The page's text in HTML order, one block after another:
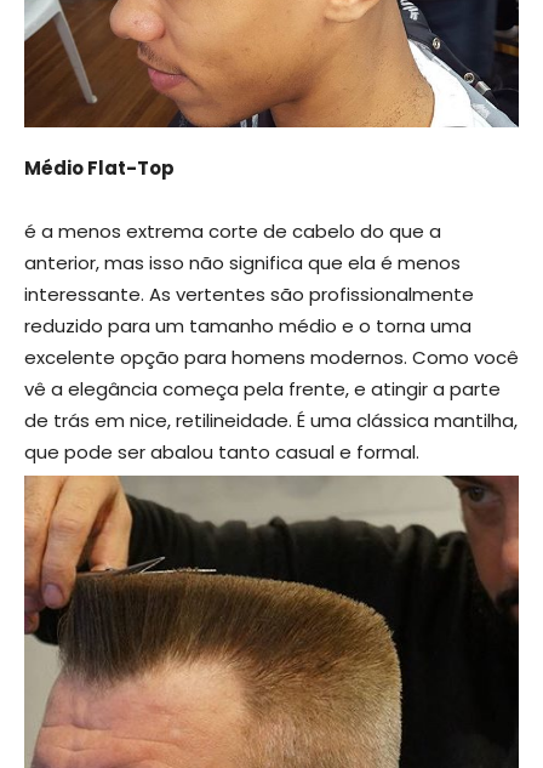
Médio Flat-Top
é a menos extrema corte de cabelo do que a
anterior, mas isso não significa que ela é menos
interessante. As vertentes são profissionalmente
reduzido para um tamanho médio e o torna uma
excelente opção para homens modernos. Como você
vê a elegância começa pela frente, e atingir a parte
de trás em nice, retilineidade. É uma clássica mantilha,
que pode ser abalou tanto casual e formal.